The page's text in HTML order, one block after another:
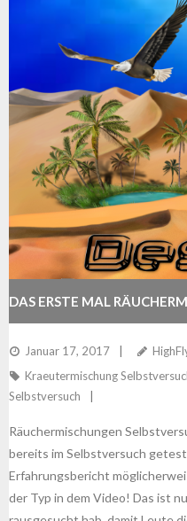
DAS ERSTE MAL
Januar 17, 2017
Kraeutermischung
Selbstversuch
Räuchermischungen
bereits im Selbstversuch
Erfahrungsbericht
der Typ in dem Video! Das ist